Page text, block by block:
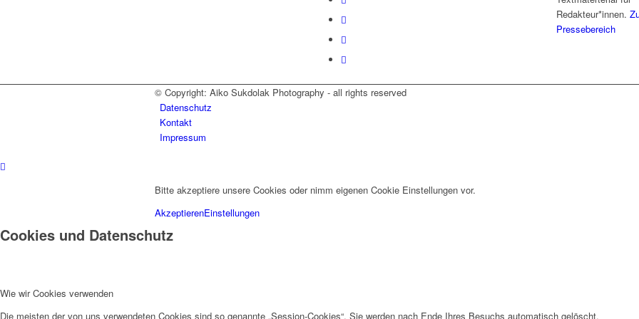
Redakteur*innen.
Pressebereich
© Copyright: Aiko Sukdolak Photography - all rights reserved
Datenschutz
Kontakt
Impressum
Bitte akzeptiere unsere Cookies oder nimm eigenen Cookie Einstellungen vor.
AkzeptierenEinstellungen
Cookies und Datenschutz
Wie wir Cookies verwenden
Die meisten der von uns verwendeten Cookies sind so genannte „Session-Cookies“. Sie werden nach Ende Ihres Besuchs automatisch gelöscht.